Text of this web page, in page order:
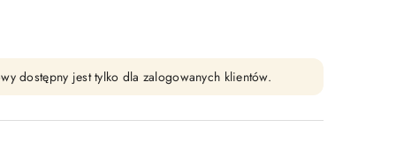
dostępny jest tylko dla zalogowanych klientów.